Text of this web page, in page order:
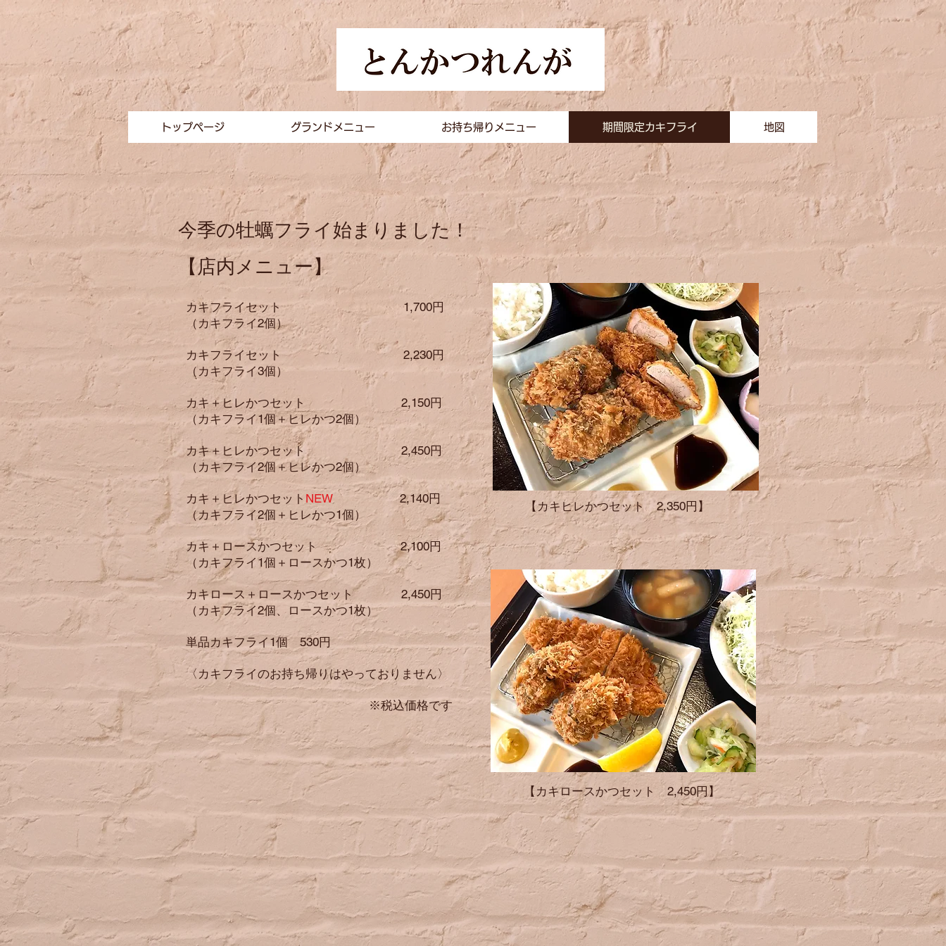
トップページ グランドメニュー お持ち帰りメニュー 期間限定カキフライ 地図
​今季の牡蠣フライ始まりました！
​【店内メニュー】
カキフライセット 1,700円
（カキフライ2個）
カキフライセット 2,230円
（カキフライ3個）
カキ＋ヒレかつセット 2,150円
（カキフライ1個＋ヒレかつ2個）
カキ＋ヒレかつセット 2,450円
（カキフライ2個＋ヒレかつ2個）
カキ＋ヒレかつセット NEW2,140円
（カキフライ2個＋ヒレかつ1個）
カキ＋ロースかつセット 2,100円
（カキフライ1個＋ロースかつ1枚）
カキロース＋ロースかつセット 2,450円
（カキフライ2個、ロースかつ1枚）
単品カキフライ1個 530円
​〈カキフライのお持ち帰りはやっておりません〉
​ ※税込価格です
​【カキヒレかつセット 2,350円】
​【カキロースかつセット 2,450円】